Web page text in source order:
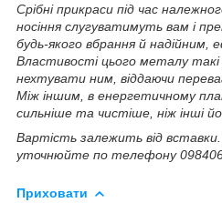
Срібні прикраси під час
носіння слугуватимуть вам і
будь-якого вбрання й
Властивості цього металу
нехтувати ним, віддаючи
Між іншим, в енергетичному
сильніше та чистіше, ніж інші
Вартість залежить від
уточнюйте по телефону
Приховати